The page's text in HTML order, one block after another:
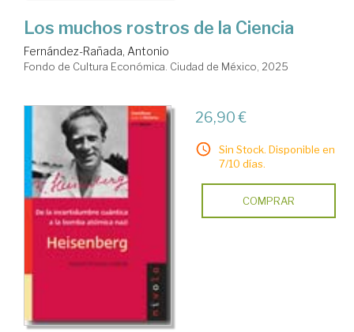
Los muchos rostros de la Ciencia
Fernández-Rañada, Antonio
Fondo de Cultura Económica. Ciudad de México, 2025
26,90 €
Sin Stock. Disponible en
7/10 días.
COMPRAR